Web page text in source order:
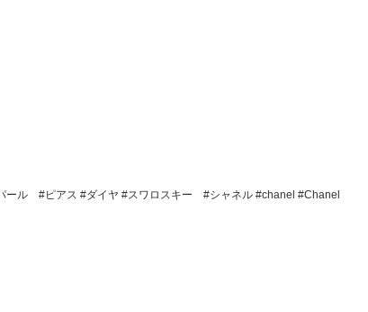
ル #ピアス #ダイヤ #スワロスキー #シャネル #chanel #Chanel